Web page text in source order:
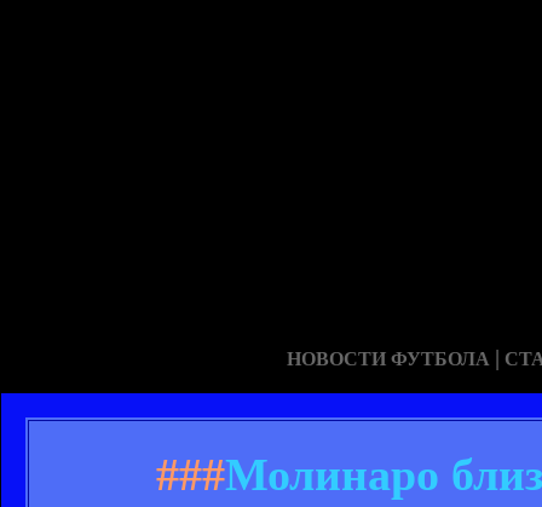
НОВОСТИ ФУТБОЛА |
###Молинаро